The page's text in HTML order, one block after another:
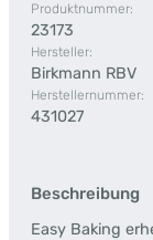
Produktnummer:
23173
Hersteller:
Birkmann RBV
Herstellernummer:
431027
Beschreibung
Easy Baking